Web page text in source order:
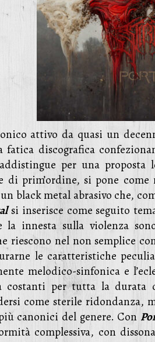
attivo da quasi un
fatica discografica
per una
di prim’ordine, si pone
black metal abrasivo che,
si inserisce come seguito
la innesta sulla violenza
riescono nel non semplice
le caratteristiche
melodico-sinfonica e
costanti per tutta la
come sterile ridondanza,
canonici del genere. Con
complessiva, con